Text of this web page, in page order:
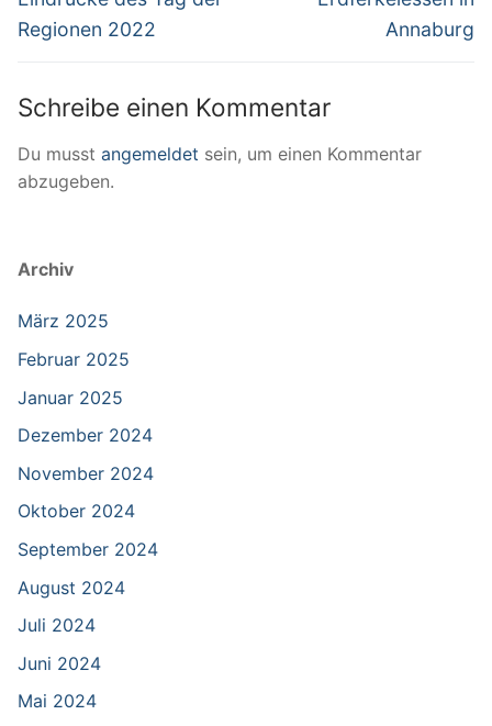
Beitrag:
Regionen 2022
Annaburg
Schreibe einen Kommentar
Du musst angemeldet sein, um einen Kommentar
abzugeben.
Archiv
März 2025
Februar 2025
Januar 2025
Dezember 2024
November 2024
Oktober 2024
September 2024
August 2024
Juli 2024
Juni 2024
Mai 2024